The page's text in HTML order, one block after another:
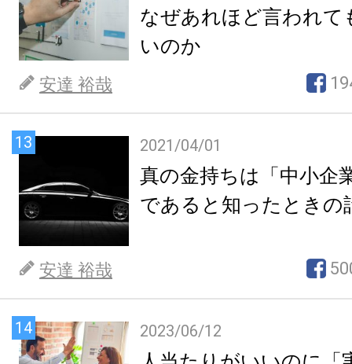
なぜあれほど言われて
いのか
安達 裕哉
13 2021/04/01
真の金持ちは「中小企
であると知ったときの
安達 裕哉
14 2023/06/12